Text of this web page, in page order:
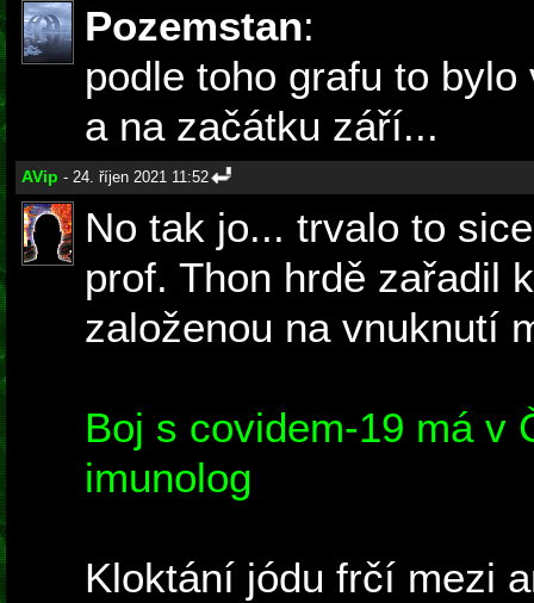
Pozemstan:
podle toho grafu to
a na začátku září...
AVip - 24. říjen 2021 11:52
No tak jo... trvalo to
prof. Thon hrdě zařadil
založenou na vnuknutí
Boj s covidem-19 má v
imunolog
Kloktání jódu frčí mezi